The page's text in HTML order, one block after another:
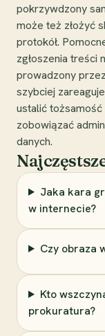
pokrzywdzony
może też złożyć
protokół.
zgłoszenia treści
prowadzony
szybciej
ustalić
zobowiązać
danych.
Jaka kara
w internecie?
Czy obraza
Kto
prokuratura?